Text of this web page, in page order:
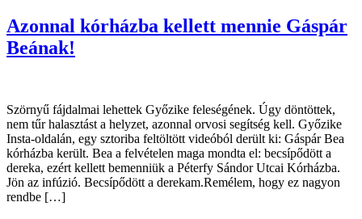
Azonnal kórházba kellett mennie Gáspár
Beának!
Szörnyű fájdalmai lehettek Győzike feleségének. Úgy döntöttek,
nem tűr halasztást a helyzet, azonnal orvosi segítség kell. Győzike
Insta-oldalán, egy sztoriba feltöltött videóból derült ki: Gáspár Bea
kórházba került. Bea a felvételen maga mondta el: becsípődött a
dereka, ezért kellett bemenniük a Péterfy Sándor Utcai Kórházba.
Jön az infúzió. Becsípődött a derekam.Remélem, hogy ez nagyon
rendbe […]